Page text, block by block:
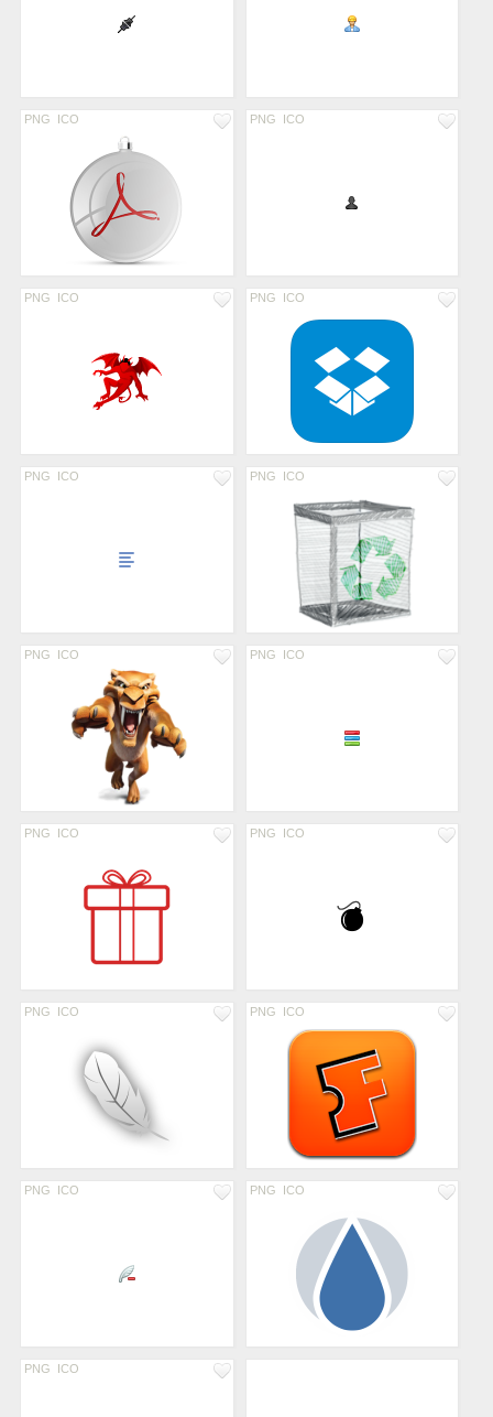
PNG ICO PNG ICO
PNG ICO PNG ICO
PNG ICO PNG ICO
PNG ICO PNG ICO
PNG ICO PNG ICO
PNG ICO PNG ICO
PNG ICO PNG ICO
PNG ICO